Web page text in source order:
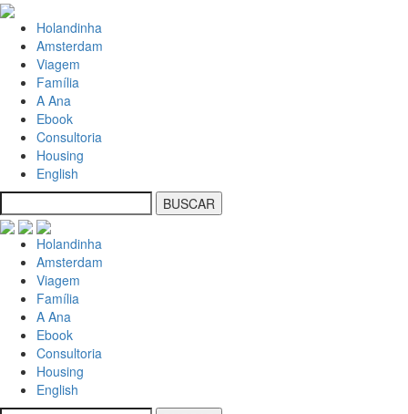
Holandinha
Amsterdam
Viagem
Família
A Ana
Ebook
Consultoria
Housing
English
Holandinha
Amsterdam
Viagem
Família
A Ana
Ebook
Consultoria
Housing
English